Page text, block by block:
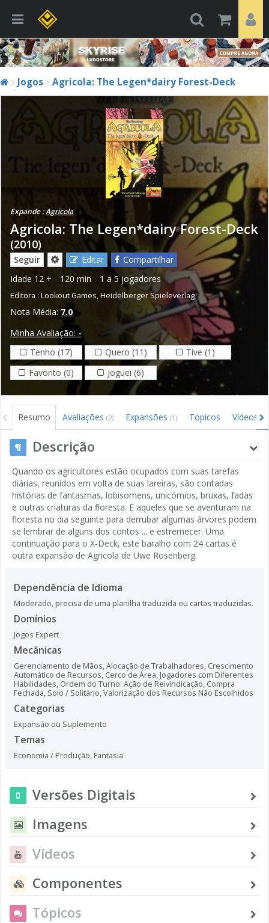
Jogos Agricola: The Legen*dairy Forest-Deck
Expande :Agricola
Agricola: The Legen*dairy Forest-Deck
(2010)
Seguir Editar
Compartilhar
Idade 12 + 120 min 1 a 5 jogadores
Editora : Lookout Games,Heidelberger Spieleverlag
Nota Média: 7.0
Minha Avaliação: -
Tenho (17)
Quero (11)
Tive (1)
Favorito (0)
Joguei (6)
Resumo Avaliações (2) Expansões (1) Tópicos Vídeos
Descrição
Quando os agricultores estão ocupados com suas tarefas
diárias, reunidos em volta de suas lareiras, são contadas
histórias de fantasmas, lobisomens, unicórnios, bruxas, fadas
e outras criaturas da floresta. E aqueles que se aventuram na
floresta no dia seguinte para derrubar algumas árvores podem
se lembrar de alguns dos contos ... e estremecer. Uma
continuação para o X-Deck, este baralho com 24 cartas é
outra expansão de Agricola de Uwe Rosenberg.
Dependência de Idioma
Moderado, precisa de uma planilha traduzida ou cartas traduzidas.
Domínios
Jogos Expert
Mecânicas
Gerenciamento de Mãos,Alocação de Trabalhadores, Crescimento
Automático de Recursos, Cerco de Área, Jogadores com Diferentes
Habilidades, Ordem do Turno: Ação de Reivindicação, Compra
Fechada, Solo / Solitário,Valorização dos Recursos Não Escolhidos
Categorias
Expansão ou Suplemento
Temas
Economia / Produção, Fantasia
Versões Digitais
Imagens
Vídeos
Componentes
Tópicos